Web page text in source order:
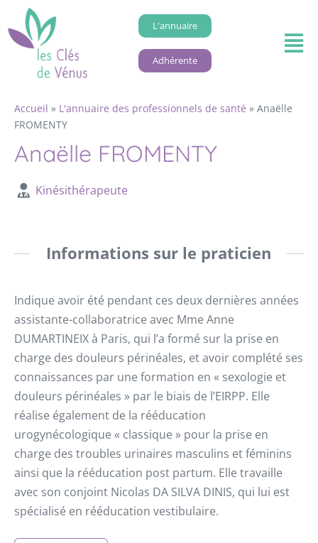
L'annuaire
Adhérente
Accueil » L'annuaire des professionnels de santé » Anaëlle
FROMENTY
Anaëlle FROMENTY
Kinésithérapeute
Informations sur le praticien
Indique avoir été pendant ces deux dernières années
assistante-collaboratrice avec Mme Anne
DUMARTINEIX à Paris, qui l’a formé sur la prise en
charge des douleurs périnéales, et avoir complété ses
connaissances par une formation en « sexologie et
douleurs périnéales » par le biais de l’EIRPP. Elle
réalise également de la rééducation
urogynécologique « classique » pour la prise en
charge des troubles urinaires masculins et féminins
ainsi que la rééducation post partum. Elle travaille
avec son conjoint Nicolas DA SILVA DINIS, qui lui est
spécialisé en rééducation vestibulaire.